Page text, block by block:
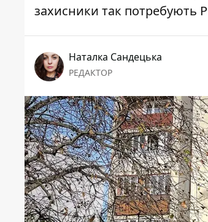
захисники так потребують
Наталка Сандецька
РЕДАКТОР